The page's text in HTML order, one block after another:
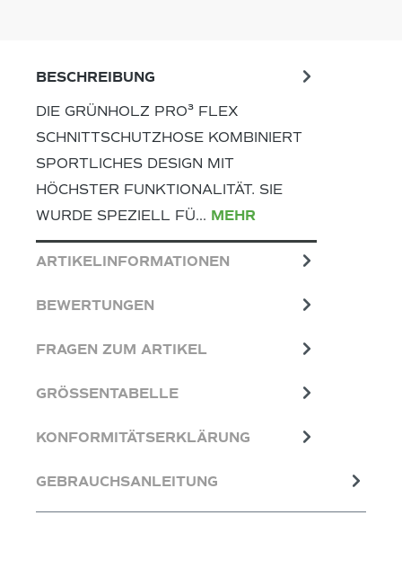
BESCHREIBUNG
DIE GRÜNHOLZ PRO³ FLEX
SCHNITTSCHUTZHOSE KOMBINIERT
SPORTLICHES DESIGN MIT
HÖCHSTER FUNKTIONALITÄT. SIE
WURDE SPEZIELL FÜ… MEHR
ARTIKELINFORMATIONEN
BEWERTUNGEN
FRAGEN ZUM ARTIKEL
GRÖSSENTABELLE
KONFORMITÄTSERKLÄRUNG
GEBRAUCHSANLEITUNG